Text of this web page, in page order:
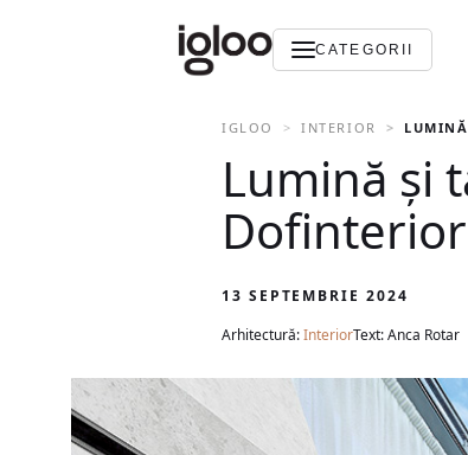
CATEGORII
IGLOO INTERIOR LUMINĂ
Lumină și
13 SEPTEMBRIE 2024
Arhitectură:InteriorText: Anca Rotar